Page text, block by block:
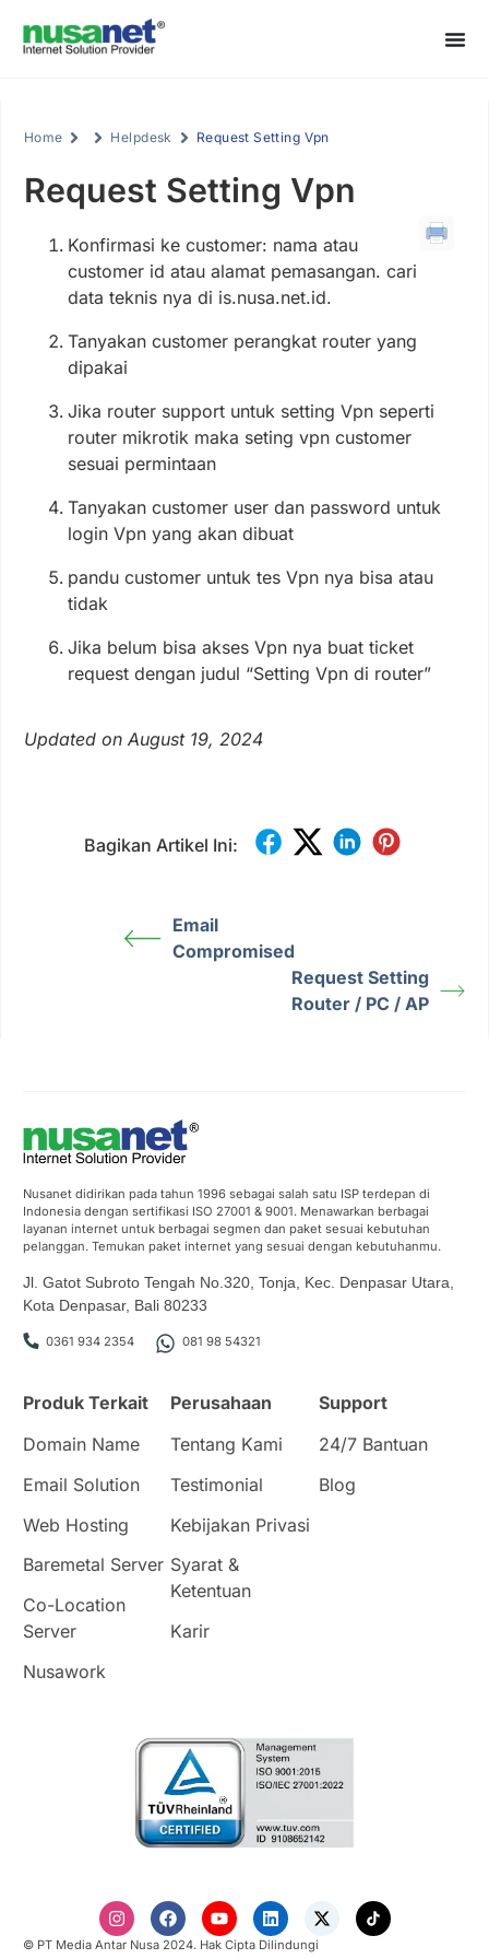
Home Helpdesk Request Setting Vpn
Request Setting Vpn
Konfirmasi ke customer: nama atau
customer id atau alamat pemasangan. cari
data teknis nya di is.nusa.net.id.
Tanyakan customer perangkat router yang
dipakai
Jika router support untuk setting Vpn seperti
router mikrotik maka seting vpn customer
sesuai permintaan
Tanyakan customer user dan password untuk
login Vpn yang akan dibuat
pandu customer untuk tes Vpn nya bisa atau
tidak
Jika belum bisa akses Vpn nya buat ticket
request dengan judul “Setting Vpn di router”
Updated on August 19, 2024
Bagikan Artikel Ini:
Email
Compromised
Request Setting
Router / PC / AP
Nusanet didirikan pada tahun 1996 sebagai salah satu ISP terdepan di
Indonesia dengan sertifikasi ISO 27001 & 9001. Menawarkan berbagai
layanan internet untuk berbagai segmen dan paket sesuai kebutuhan
pelanggan. Temukan paket internet yang sesuai dengan kebutuhanmu.
Jl. Gatot Subroto Tengah No.320, Tonja, Kec. Denpasar Utara,
Kota Denpasar, Bali 80233
0361 934 2354 081 98 54321
Produk Terkait
Domain Name
Email Solution
Web Hosting
Baremetal Server
Co-Location
Server
Nusawork
Perusahaan
Tentang Kami
Testimonial
Kebijakan Privasi
Syarat &
Ketentuan
Karir
Support
24/7 Bantuan
Blog
© PT Media Antar Nusa 2024. Hak Cipta Dilindungi